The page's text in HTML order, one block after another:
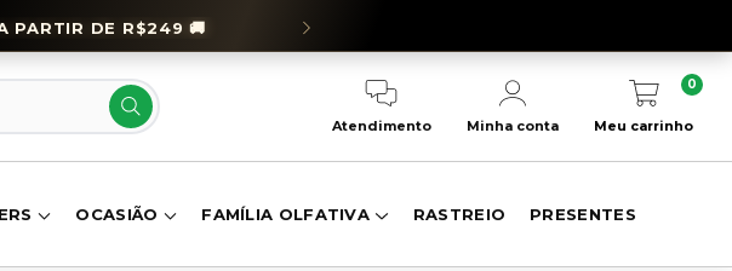
PARTIR DE R$249 🚚
Atendimento Minha conta Meu carrinho
0
OCASIÃO FAMÍLIA OLFATIVA RASTREIO PRESENTES